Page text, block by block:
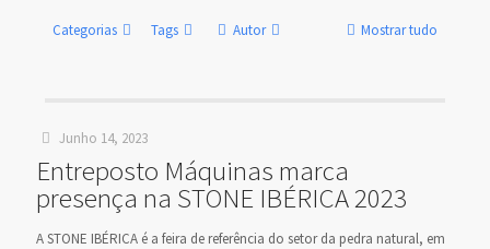
Categorias Tags Autor Mostrar tudo
Junho 14, 2023
Entreposto Máquinas marca
presença na STONE IBÉRICA 2023
A STONE IBÉRICA é a feira de referência do setor da pedra natural, em